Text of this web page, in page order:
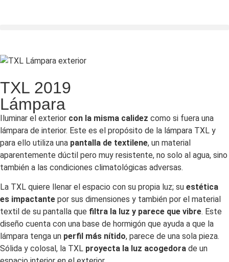
TXL 2019
Lámpara
Iluminar el exterior con la misma calidez como si fuera una
lámpara de interior. Este es el propósito de la lámpara TXL y
para ello utiliza una pantalla de textilene, un material
aparentemente dúctil pero muy resistente, no solo al agua, sino
también a las condiciones climatológicas adversas.
La TXL quiere llenar el espacio con su propia luz; su estética
es impactante por sus dimensiones y también por el material
textil de su pantalla que filtra la luz y parece que vibre. Este
diseño cuenta con una base de hormigón que ayuda a que la
lámpara tenga un perfil más nítido, parece de una sola pieza.
Sólida y colosal, la TXL proyecta la luz acogedora de un